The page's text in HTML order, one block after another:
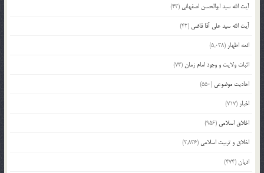
آیت الله سید ابوالحسن اصفهانی (43)
آیت الله سید علی آقا قاضی (42)
ائمه اطهار (5,038)
اثبات ولایت و وجود امام زمان(73)
احادیث موضوعی (550)
اخبار (717)
اخلاق اسلامی (956)
اخلاق و تربیت اسلامی (2,836)
ادیان(474)